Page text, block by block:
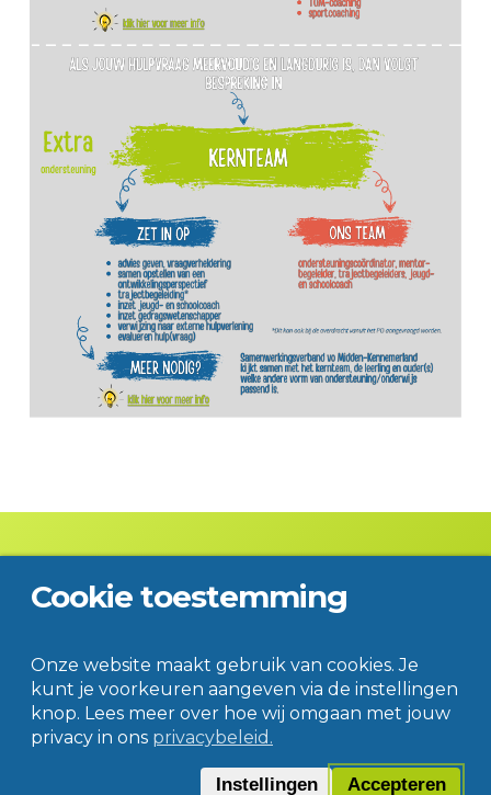
© Jac. P. Thijsse College
Cookie toestemming
Onze website maakt gebruik van cookies. Je
kunt je voorkeuren aangeven via de instellingen
knop. Lees meer over hoe wij omgaan met jouw
privacy in ons privacybeleid.
Instellingen Accepteren